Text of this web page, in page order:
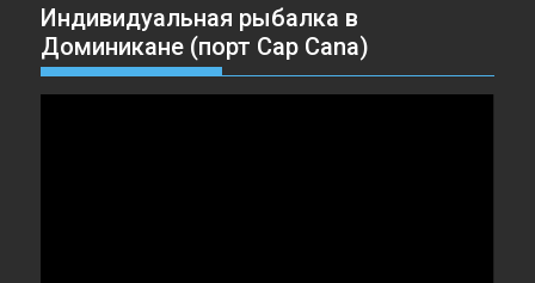
Индивидуальная рыбалка в
Доминикане (порт Cap Cana)